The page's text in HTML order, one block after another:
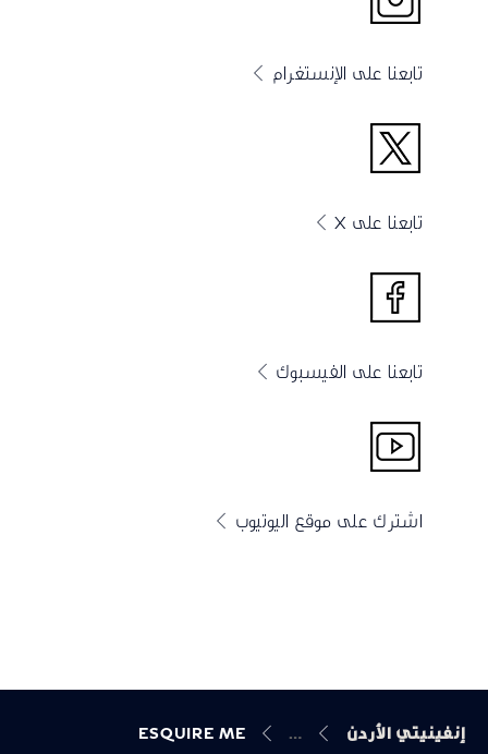
تابعنا على الإنستغرام
تابعنا على X
تابعنا على الفيسبوك
اشترك على موقع اليوتيوب
إنفينيتي الأردن ESQUIRE ME